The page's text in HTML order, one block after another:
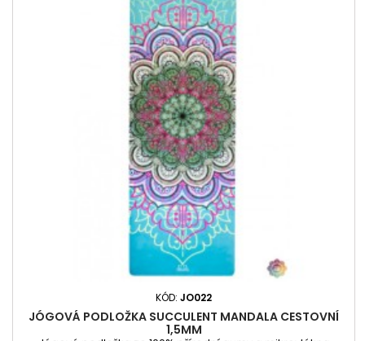
KÓD: JO022
JÓGOVÁ PODLOŽKA SUCCULENT MANDALA CESTOVNÍ
1,5MM